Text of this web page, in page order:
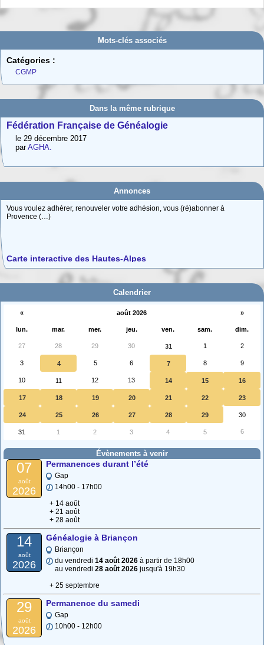
Mots-clés associés
Catégories :
CGMP
Dans la même rubrique
Fédération Française de Généalogie
le 29 décembre 2017
parAGHA.
Annonces
Carte interactive des Hautes-Alpes
Calendrier
« août 2026 »
lun. mar. mer. jeu. ven. sam. dim.
27 28 29 30 31 1 2
3 4 5 6 7 8 9
10 11 12 13 14 15 16
17 18 19 20 21 22 23
24 25 26 27 28 29 30
31 1 2 3 4 5 6
Évènements à venir
07
août
2026
Permanences durant l’été
Gap
14h00 - 17h00
+ 14 août
+ 21 août
+ 28 août
14
août
2026
Généalogie à Briançon
Briançon
du vendredi 14 août 2026 à partir de 18h00
au vendredi 28 août 2026 jusqu'à 19h30
+ 25 septembre
29
août
2026
Permanence du samedi
Gap
10h00 - 12h00